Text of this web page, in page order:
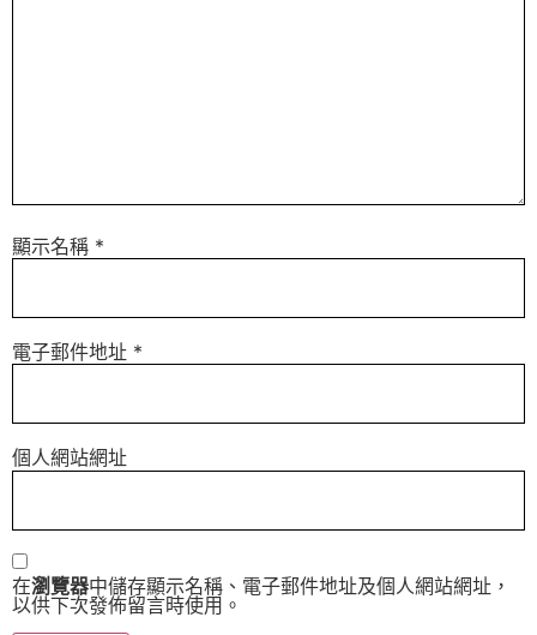
顯示名稱 *
電子郵件地址 *
個人網站網址
在瀏覽器中儲存顯示名稱、電子郵件地址及個人網站網址，
以供下次發佈留言時使用。